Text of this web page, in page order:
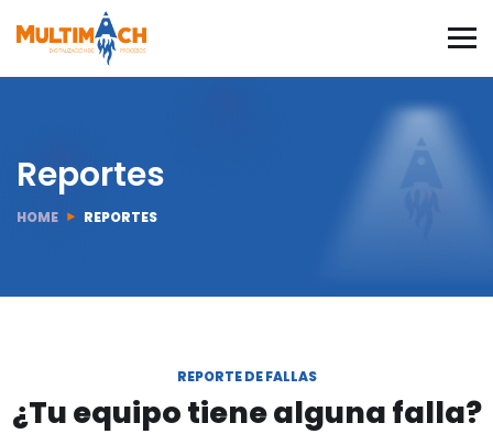
Reportes
HOME REPORTES
REPORTE DE FALLAS
¿Tu equipo tiene alguna falla?